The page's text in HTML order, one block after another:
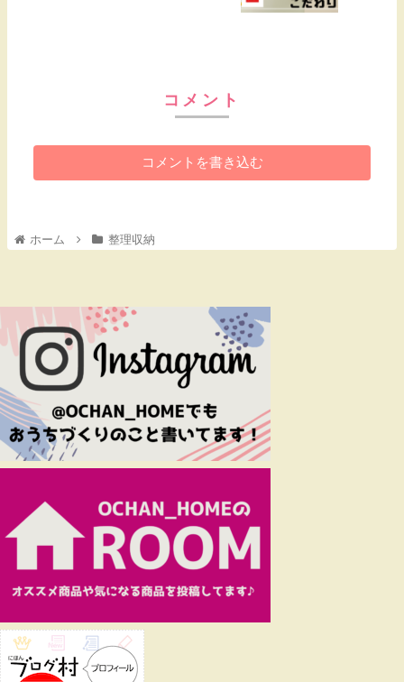
コメント
コメントを書き込む
ホーム 整理収納